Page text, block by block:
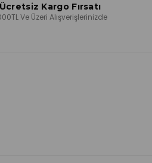
Ücretsiz Kargo Fırsatı
Ve Üzeri Alışverişlerinizde